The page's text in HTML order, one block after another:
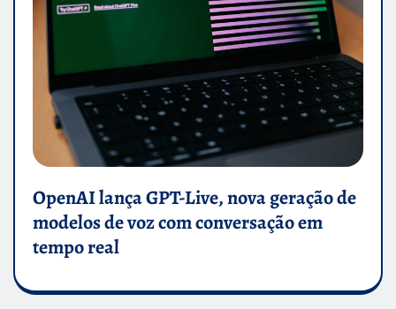
OpenAI lança GPT-Live, nova geração de
modelos de voz com conversação em
tempo real